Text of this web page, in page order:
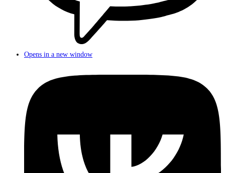
Opens in a new window